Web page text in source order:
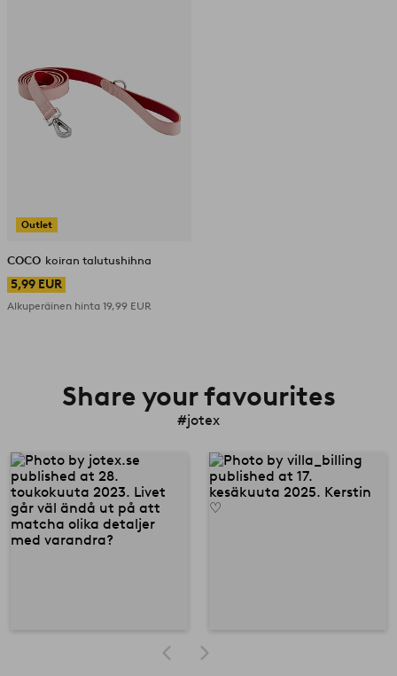
Outlet
COCO koiran talutushihna
5,99 EUR
Alkuperäinen hinta 19,99 EUR
Share your favourites
#jotex